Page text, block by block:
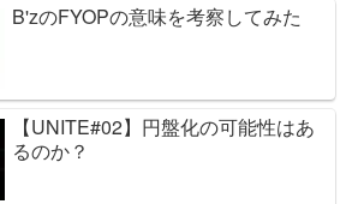
B'zのFYOPの意味を考察してみた
【UNITE#02】円盤化の可能性はあ
るのか？